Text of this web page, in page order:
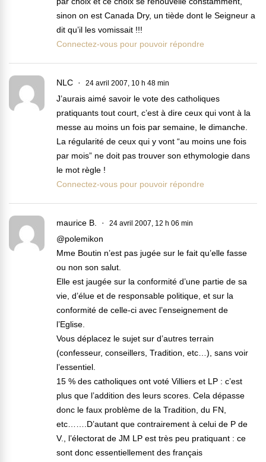
sinon on est Canada Dry, un tiède dont le Seigneur a
dit qu’il les vomissait !!!
Connectez-vous pour pouvoir répondre
NLC 24 avril 2007, 10 h 48 min
J’aurais aimé savoir le vote des catholiques
pratiquants tout court, c’est à dire ceux qui vont à la
messe au moins un fois par semaine, le dimanche.
La régularité de ceux qui y vont “au moins une fois
par mois” ne doit pas trouver son ethymologie dans
le mot règle !
Connectez-vous pour pouvoir répondre
maurice B. 24 avril 2007, 12 h 06 min
@polemikon
Mme Boutin n’est pas jugée sur le fait qu’elle fasse
ou non son salut.
Elle est jaugée sur la conformité d’une partie de sa
vie, d’élue et de responsable politique, et sur la
conformité de celle-ci avec l’enseignement de
l’Eglise.
Vous déplacez le sujet sur d’autres terrain
(confesseur, conseillers, Tradition, etc…), sans voir
l’essentiel.
15 % des catholiques ont voté Villiers et LP : c’est
plus que l’addition des leurs scores. Cela dépasse
donc le faux problème de la Tradition, du FN,
etc…….D’autant que contrairement à celui de P de
V., l’électorat de JM LP est très peu pratiquant : ce
sont donc essentiellement des français